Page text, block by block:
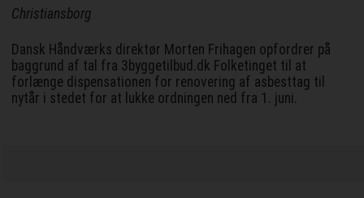
Christiansborg
Dansk Håndværks direktør Morten Frihagen opfordrer på
baggrund af tal fra 3byggetilbud.dk Folketinget til at
forlænge dispensationen for renovering af asbesttag til
nytår i stedet for at lukke ordningen ned fra 1. juni.